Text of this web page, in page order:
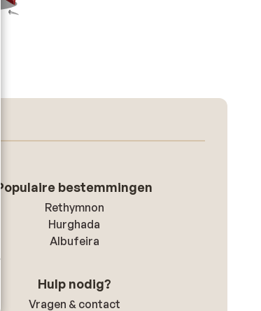
Populaire bestemmingen
Rethymnon
Hurghada
Albufeira
Hulp nodig?
Vragen & contact